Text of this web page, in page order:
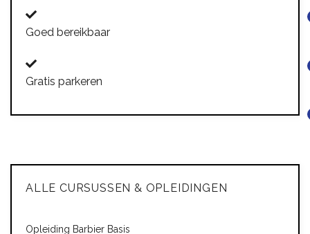
Goed bereikbaar
Gratis parkeren
ALLE CURSUSSEN & OPLEIDINGEN
Opleiding Barbier Basis